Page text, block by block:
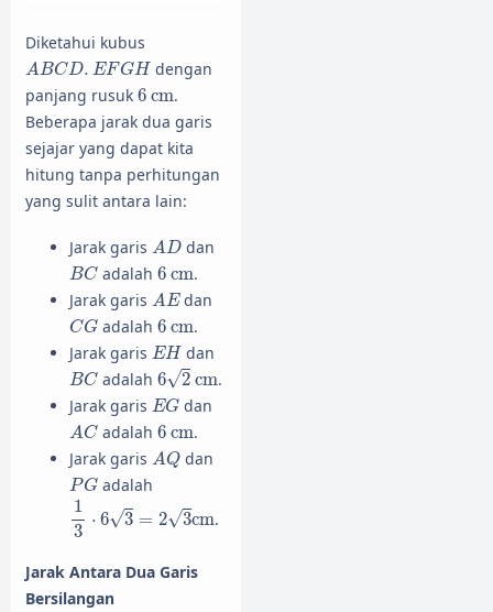
Diketahui kubus
ABCD. EFGH
A BCD.E FGH
dengan
panjang rusuk 6 cm
6 cm.
Beberapa jarak dua garis
sejajar yang dapat kita
hitung tanpa perhitungan
yang sulit antara lain:
Jarak garis AD
A D dan
BC
BCadalah 6 cm
6 cm.
Jarak garis AE
A E dan
CG
CGadalah 6 cm
6 cm.
Jarak garis EH
EH dan
BC
BCadalah 6√2 cm
62cm .
Jarak garis EG
EG dan
AC
ACadalah 6 cm
6 cm.
Jarak garis AQ
AQ dan
PG
PG adalah
1
3
⋅ 6√3 = 2√3cm
1 3⋅ 63=23
.
Jarak Antara Dua Garis
Bersilangan